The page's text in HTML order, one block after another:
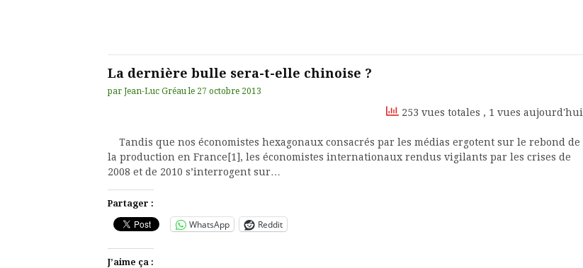
La dernière bulle sera-t-elle chinoise ?
par Jean-Luc Gréau le 27 octobre 2013
253 vues totales , 1 vues aujourd'hui
Tandis que nos économistes hexagonaux consacrés par les médias ergotent sur le rebond de
la production en France[1], les économistes internationaux rendus vigilants par les crises de
2008 et de 2010 s’interrogent sur…
Partager :
WhatsApp Reddit
J’aime ça :